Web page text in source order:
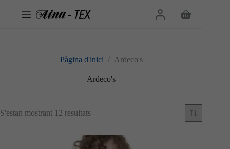
Cistella
Pàgina d'inici / Ardeco's
Ardeco's
S'estan mostrant 12 resultatsOrdenat
recent